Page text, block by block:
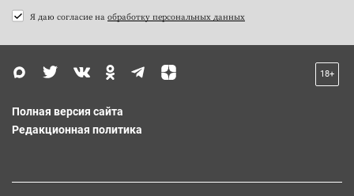
Я даю согласие на обработку персональных данных
18+
Полная версия сайта
Редакционная политика